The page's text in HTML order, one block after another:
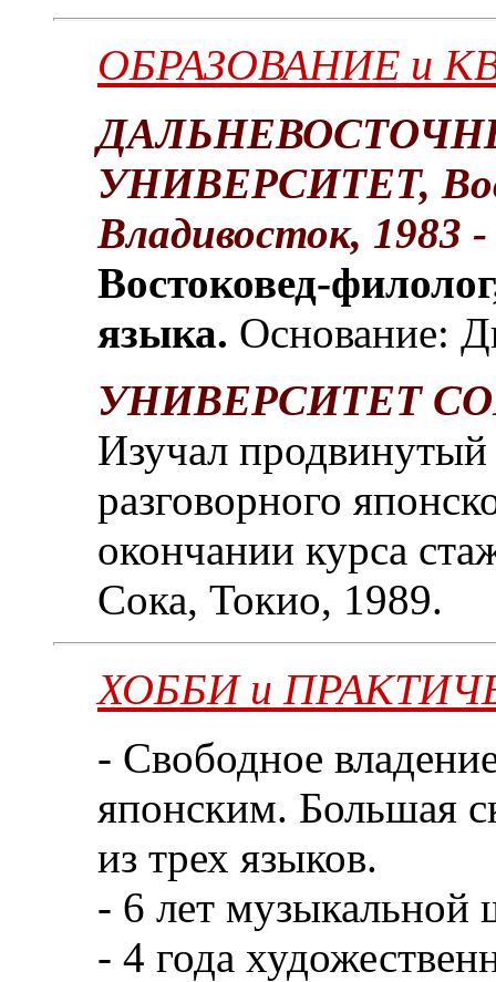
ОБРАЗОВАНИЕ и
УНИВЕРСИТЕТ,
Владивосток, 1983
Востоковед-
языка. Основание:
УНИВЕРСИТЕТ
Изучал
разговорного
окончании курса
Сока, Токио, 1989.
ХОББИ и
- Свободное
японским. Большая
из трех языков.
- 6 лет
- 4 года